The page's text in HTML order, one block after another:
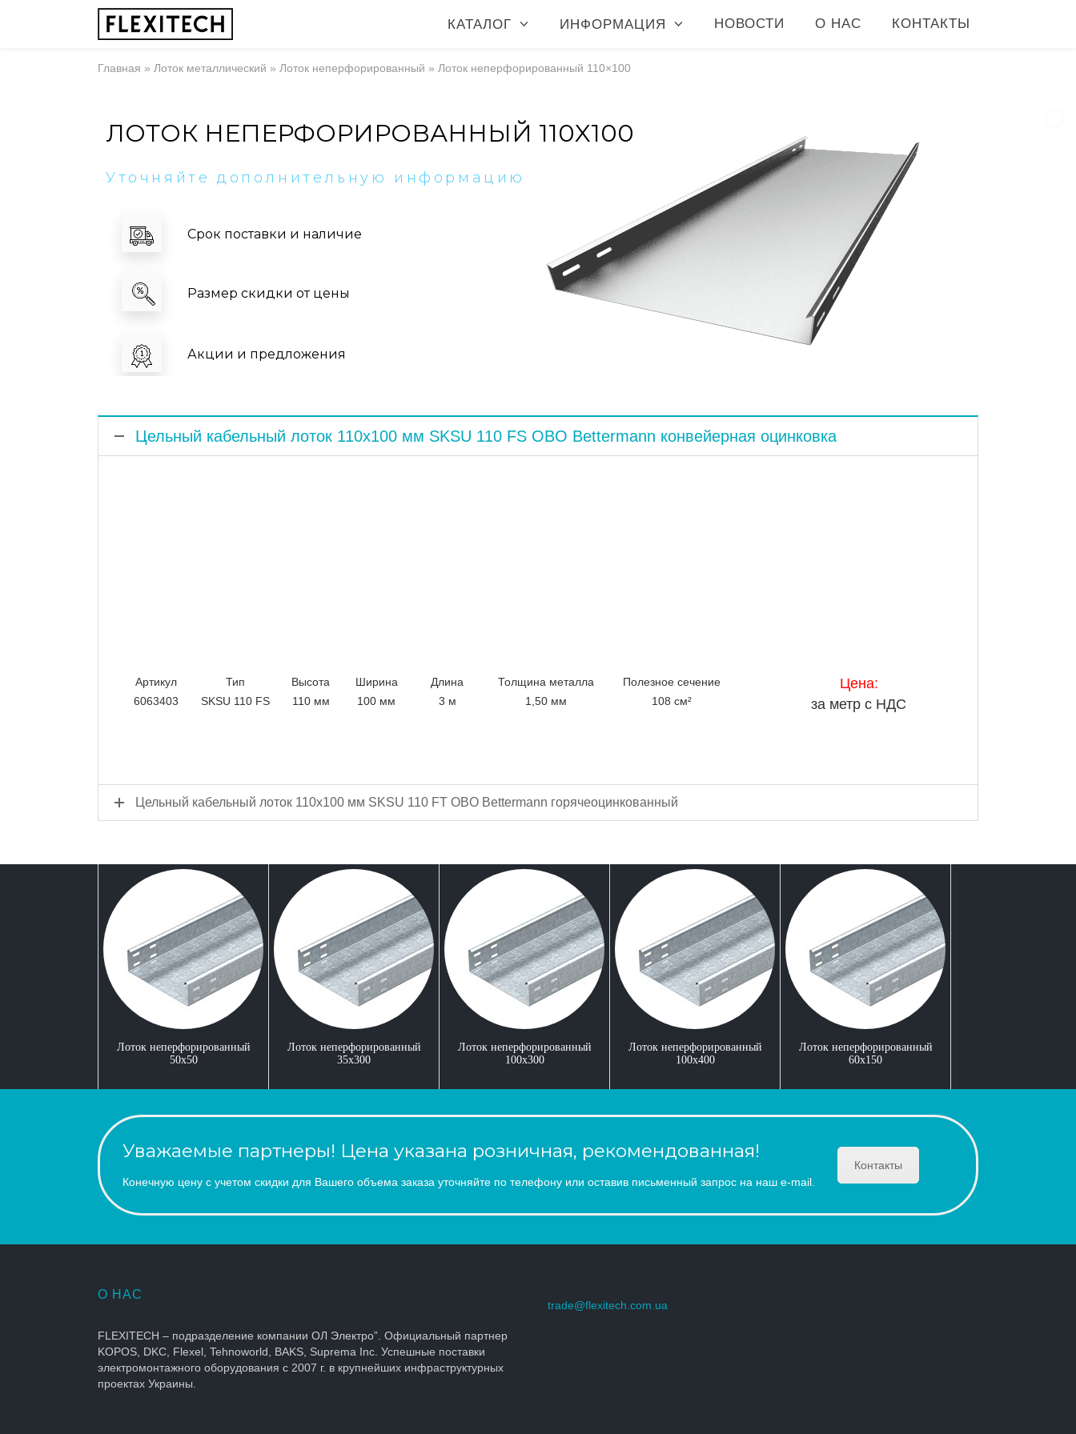
КАТАЛОГ ИНФОРМАЦИЯ НОВОСТИ О НАС КОНТАКТЫ
Главная » Лоток металлический » Лоток неперфорированный » Лоток неперфорированный 110×100
ЛОТОК НЕПЕРФОРИРОВАННЫЙ 110X100
Уточняйте дополнительную информацию
Срок поставки и наличие
Размер скидки от цены
Акции и предложения
Цельный кабельный лоток 110x100 мм SKSU 110 FS OBO Bettermann конвейерная оцинковка
Артикул Тип Высота Ширина Длина Толщина металла
Полезное сечение
6063403
SKSU 110 FS 110 мм 100 мм 3 м 1,50 мм 108 см²
Цена:
за метр с НДС
Цельный кабельный лоток 110x100 мм SKSU 110 FT OBO Bettermann горячеоцинкованный
Лоток неперфорированный
50x50
Лоток неперфорированный
35x300
Лоток неперфорированный
100x300
Лоток неперфорированный
100x400
Лоток неперфорированный
60x150
Уважаемые партнеры! Цена указана розничная, рекомендованная!
Конечную цену с учетом скидки для Вашего объема заказа уточняйте по телефону или оставив письменный запрос на наш e-mail.
Контакты
О НАС
FLEXITECH – подразделение компании ОЛ Электро”. Официальный партнер
KOPOS, DKC, Flexel, Tehnoworld, BAKS, Suprema Inc. Успешные поставки
электромонтажного оборудования с 2007 г. в крупнейших инфраструктурных
проектах Украины.
trade@flexitech.com.ua